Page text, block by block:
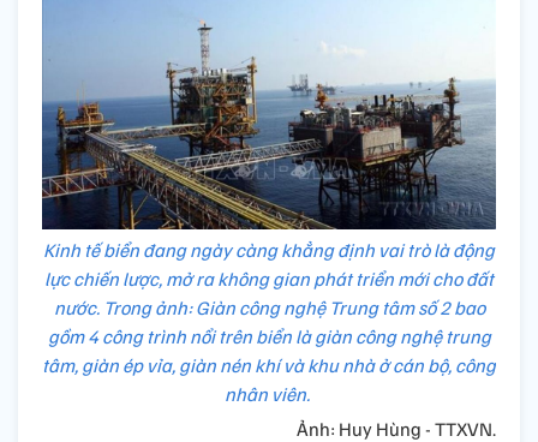
Kinh tế biển đang ngày càng khẳng định vai trò là động
lực chiến lược, mở ra không gian phát triển mới cho đất
nước. Trong ảnh: Giàn công nghệ Trung tâm số 2 bao
gồm 4 công trình nổi trên biển là giàn công nghệ trung
tâm, giàn ép vỉa, giàn nén khí và khu nhà ở cán bộ, công
nhân viên.
Ảnh: Huy Hùng - TTXVN.